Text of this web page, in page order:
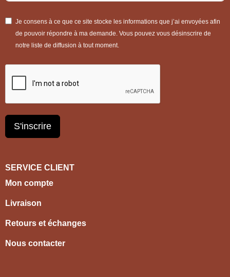
Je consens à ce que ce site stocke les informations que j’ai envoyées afin
de pouvoir répondre à ma demande. Vous pouvez vous désinscrire de
notre liste de diffusion à tout moment.
S'inscrire
SERVICE CLIENT
Mon compte
Livraison
Retours et échanges
Nous contacter